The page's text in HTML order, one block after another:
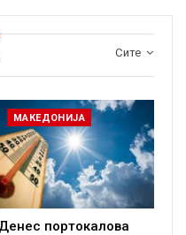
Сите
МАКЕДОНИЈА
Денес портокалова